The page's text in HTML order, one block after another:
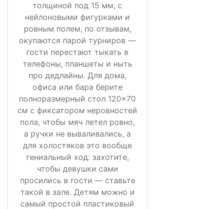
толщиной под 15 мм, с
нейлоновыми фигурками и
ровным полем, по отзывам,
окупаются парой турниров —
гости перестают тыкать в
телефоны, планшеты и ныть
про дедлайны. Для дома,
офиса или бара берите
полноразмерный стол 120×70
см с фиксатором неровностей
пола, чтобы мяч летел ровно,
а ручки не вываливались, а
для холостяков это вообще
гениальный ход: захотите,
чтобы девушки сами
просились в гости — ставьте
такой в зале. Детям можно и
самый простой пластиковый